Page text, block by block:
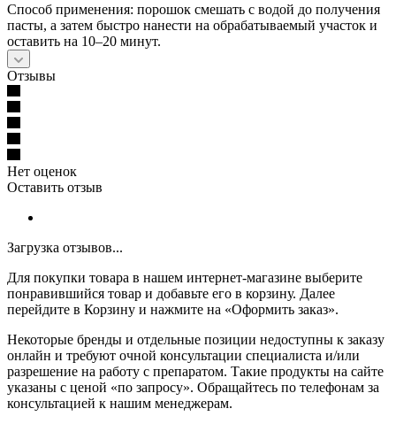
Способ применения: порошок смешать с водой до получения
пасты, а затем быстро нанести на обрабатываемый участок и
оставить на 10–20 минут.
Отзывы
Нет оценок
Оставить отзыв
Загрузка отзывов...
Для покупки товара в нашем интернет-магазине выберите
понравившийся товар и добавьте его в корзину. Далее
перейдите в Корзину и нажмите на «Оформить заказ».
Некоторые бренды и отдельные позиции недоступны к заказу
онлайн и требуют очной консультации специалиста и/или
разрешение на работу с препаратом. Такие продукты на сайте
указаны с ценой «по запросу». Обращайтесь по телефонам за
консультацией к нашим менеджерам.